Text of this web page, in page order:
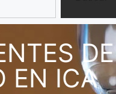
DE
EN ICA